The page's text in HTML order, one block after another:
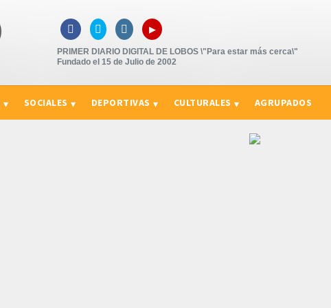
   ▸
PRIMER DIARIO DIGITAL DE LOBOS \"Para estar más cerca\"
Fundado el 15 de Julio de 2002
SOCIALES DEPORTIVAS CULTURALES AGRUPADOS